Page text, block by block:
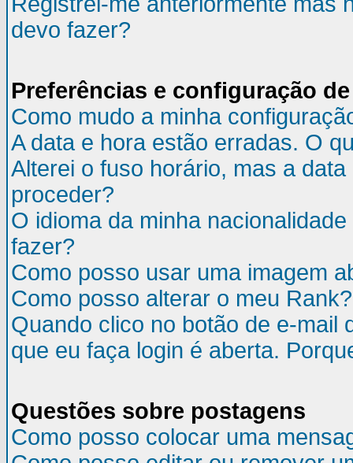
devo fazer?
Preferências e configuração
Como mudo a minha
A data e hora estão erradas. O
Alterei o fuso horário, mas a
proceder?
O idioma da minha
fazer?
Como posso usar uma imagem
Como posso alterar o meu Rank?
Quando clico no botão de e-mail
que eu faça login é aberta.
Questões sobre postagens
Como posso colocar uma